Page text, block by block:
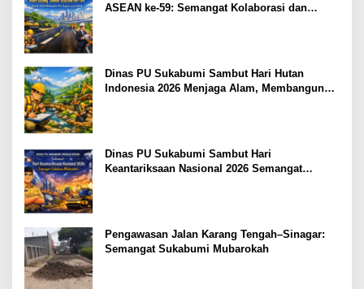
ASEAN ke-59: Semangat Kolaborasi dan
Dinas PU Sukabumi Sambut Hari Hutan
Indonesia 2026 Menjaga Alam, Membangun
Dinas PU Sukabumi Sambut Hari
Keantariksaan Nasional 2026 Semangat
Pengawasan Jalan Karang Tengah–Sinagar:
Semangat Sukabumi Mubarokah